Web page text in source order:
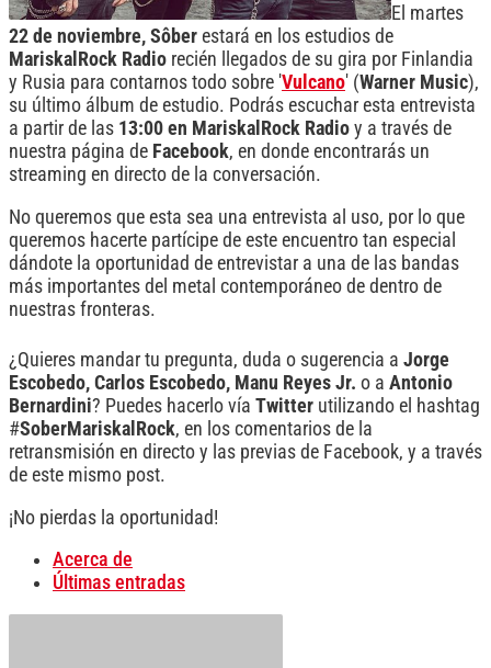
El martes
22 de noviembre, Sôber estará en los estudios de
MariskalRock Radio recién llegados de su gira por Finlandia
y Rusia para contarnos todo sobre 'Vulcano' (Warner Music),
su último álbum de estudio. Podrás escuchar esta entrevista
a partir de las 13:00 en MariskalRock Radio y a través de
nuestra página de Facebook, en donde encontrarás un
streaming en directo de la conversación.
No queremos que esta sea una entrevista al uso, por lo que
queremos hacerte partícipe de este encuentro tan especial
dándote la oportunidad de entrevistar a una de las bandas
más importantes del metal contemporáneo de dentro de
nuestras fronteras.
¿Quieres mandar tu pregunta, duda o sugerencia a Jorge
Escobedo, Carlos Escobedo, Manu Reyes Jr. o a Antonio
Bernardini? Puedes hacerlo vía Twitter utilizando el hashtag
#SoberMariskalRock, en los comentarios de la
retransmisión en directo y las previas de Facebook, y a través
de este mismo post.
¡No pierdas la oportunidad!
Acerca de
Últimas entradas